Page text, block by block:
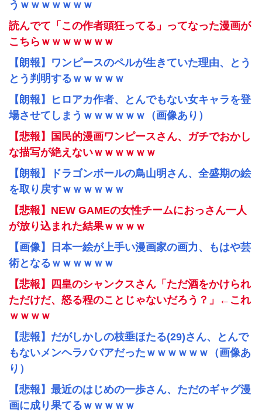
うｗｗｗｗｗｗｗ
読んでて「この作者頭狂ってる」ってなった漫画が
こちらｗｗｗｗｗｗｗ
【朗報】ワンピースのペルが生きていた理由、とう
とう判明するｗｗｗｗｗ
【朗報】ヒロアカ作者、とんでもない女キャラを登
場させてしまうｗｗｗｗｗｗ（画像あり）
【悲報】国民的漫画ワンピースさん、ガチでおかし
な描写が絶えないｗｗｗｗｗｗ
【朗報】ドラゴンボールの鳥山明さん、全盛期の絵
を取り戻すｗｗｗｗｗｗ
【悲報】NEW GAMEの女性チームにおっさん一人
が放り込まれた結果ｗｗｗｗ
【画像】日本一絵が上手い漫画家の画力、もはや芸
術となるｗｗｗｗｗｗ
【悲報】四皇のシャンクスさん「ただ酒をかけられ
ただけだ、怒る程のことじゃないだろう？」←これ
ｗｗｗｗ
【悲報】だがしかしの枝垂ほたる(29)さん、とんで
もないメンヘラババアだったｗｗｗｗｗｗ（画像あ
り）
【悲報】最近のはじめの一歩さん、ただのギャグ漫
画に成り果てるｗｗｗｗｗ